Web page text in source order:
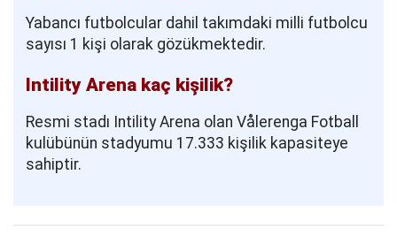
Yabancı futbolcular dahil takımdaki milli futbolcu
sayısı 1 kişi olarak gözükmektedir.
Intility Arena kaç kişilik?
Resmi stadı Intility Arena olan Vålerenga Fotball
kulübünün stadyumu 17.333 kişilik kapasiteye
sahiptir.